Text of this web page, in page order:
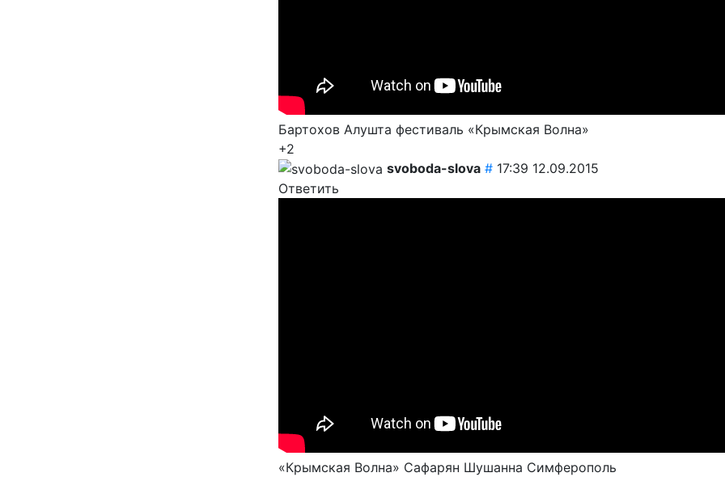
Бартохов Алушта фестиваль «Крымская Волна»
+2
svoboda-slova # 17:39 12.09.2015
Ответить
«Крымская Волна» Сафарян Шушанна Симферополь